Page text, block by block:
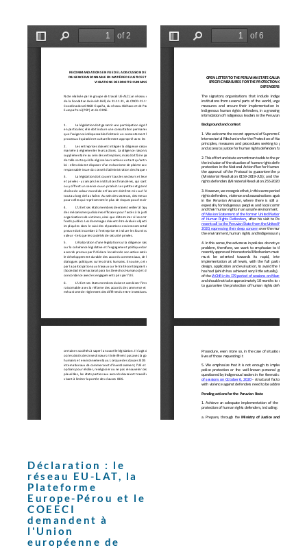
Déclaration : le
réseau EU-LAT, la
Plateforme
Europe-Pérou et le
COEECI
demandent à
l'Union
européenne de